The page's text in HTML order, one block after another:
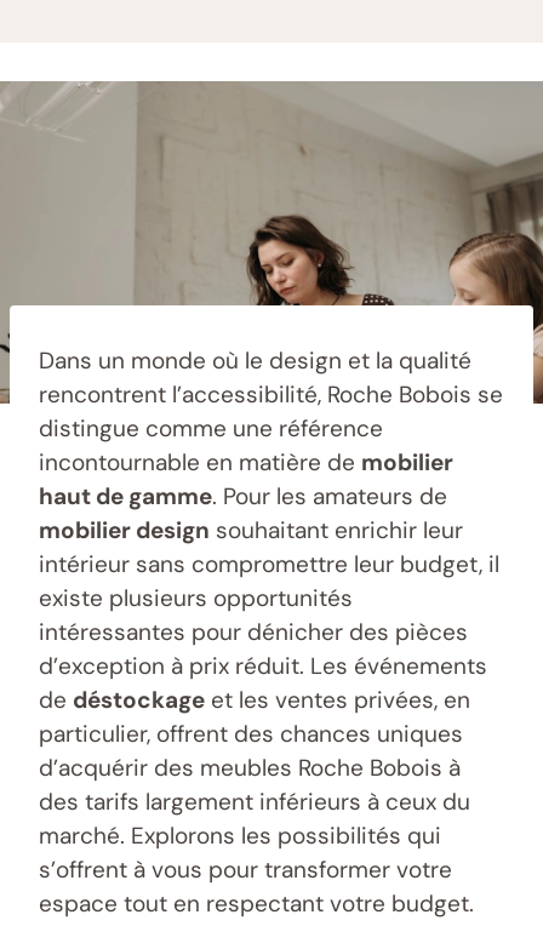
Dans un monde où le design et la qualité
rencontrent l’accessibilité, Roche Bobois se
distingue comme une référence
incontournable en matière de mobilier
haut de gamme. Pour les amateurs de
mobilier design souhaitant enrichir leur
intérieur sans compromettre leur budget, il
existe plusieurs opportunités
intéressantes pour dénicher des pièces
d’exception à prix réduit. Les événements
de déstockage et les ventes privées, en
particulier, offrent des chances uniques
d’acquérir des meubles Roche Bobois à
des tarifs largement inférieurs à ceux du
marché. Explorons les possibilités qui
s’offrent à vous pour transformer votre
espace tout en respectant votre budget.